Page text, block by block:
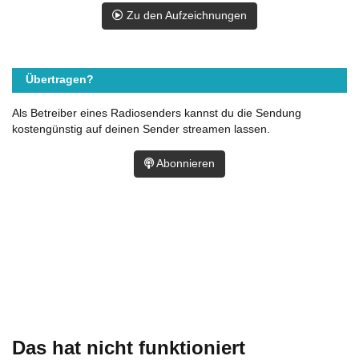
Das hat nicht funktioniert
Zu den Aufzeichnungen
Übertragen?
Als Betreiber eines Radiosenders kannst du die Sendung
kostengünstig auf deinen Sender streamen lassen.
Abonnieren